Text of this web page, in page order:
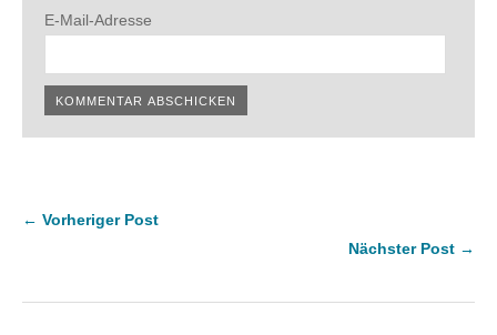
E-Mail-Adresse
← Vorheriger Post
Nächster Post →